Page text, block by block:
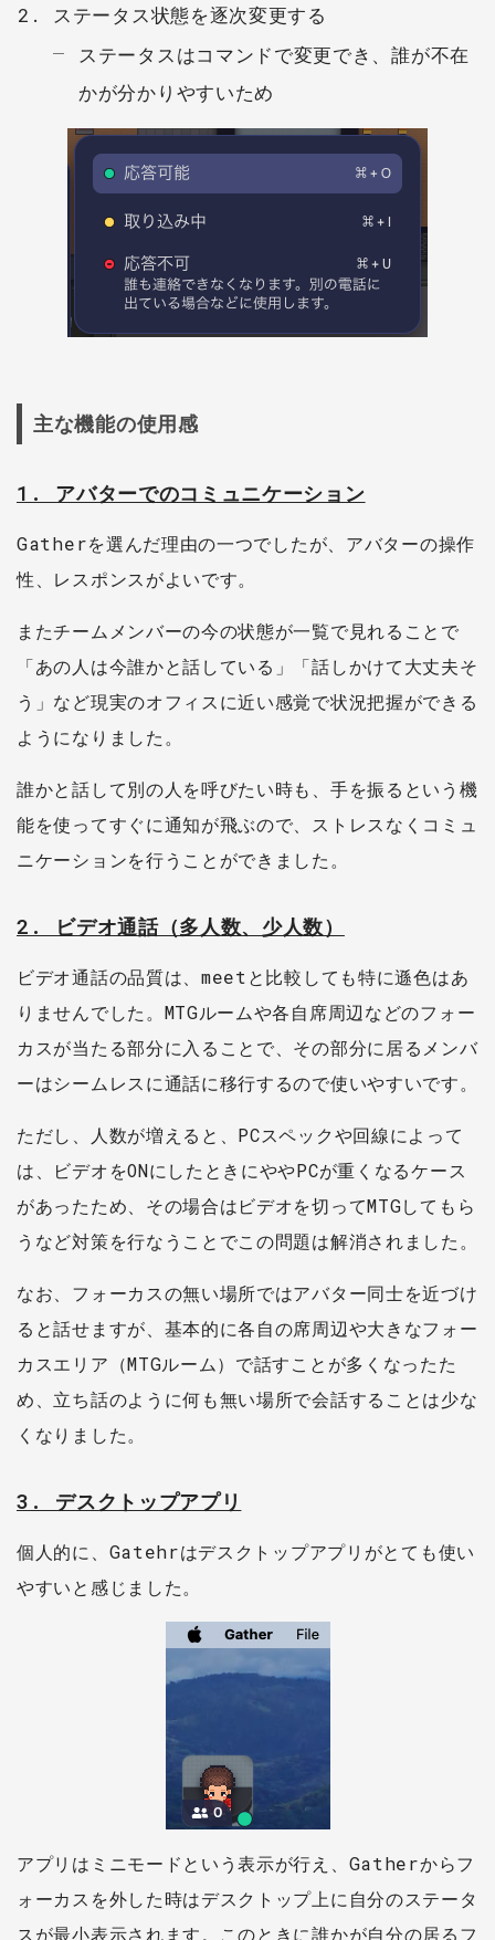
ステータス状態を逐次変更する
ステータスはコマンドで変更でき、誰が不在
かが分かりやすいため
主な機能の使用感
1. アバターでのコミュニケーション
Gatherを選んだ理由の一つでしたが、アバターの操作
性、レスポンスがよいです。
またチームメンバーの今の状態が一覧で見れることで
「あの人は今誰かと話している」「話しかけて大丈夫そ
う」など現実のオフィスに近い感覚で状況把握ができる
ようになりました。
誰かと話して別の人を呼びたい時も、手を振るという機
能を使ってすぐに通知が飛ぶので、ストレスなくコミュ
ニケーションを行うことができました。
2. ビデオ通話（多人数、少人数）
ビデオ通話の品質は、meetと比較しても特に遜色はあ
りませんでした。MTGルームや各自席周辺などのフォー
カスが当たる部分に入ることで、その部分に居るメンバ
ーはシームレスに通話に移行するので使いやすいです。
ただし、人数が増えると、PCスペックや回線によって
は、ビデオをONにしたときにややPCが重くなるケース
があったため、その場合はビデオを切ってMTGしてもら
うなど対策を行なうことでこの問題は解消されました。
なお、フォーカスの無い場所ではアバター同士を近づけ
ると話せますが、基本的に各自の席周辺や大きなフォー
カスエリア（MTGルーム）で話すことが多くなったた
め、立ち話のように何も無い場所で会話することは少な
くなりました。
3. デスクトップアプリ
個人的に、Gatehrはデスクトップアプリがとても使い
やすいと感じました。
アプリはミニモードという表示が行え、Gatherからフ
ォーカスを外した時はデスクトップ上に自分のステータ
スが最小表示されます。このときに誰かが自分の居るフ